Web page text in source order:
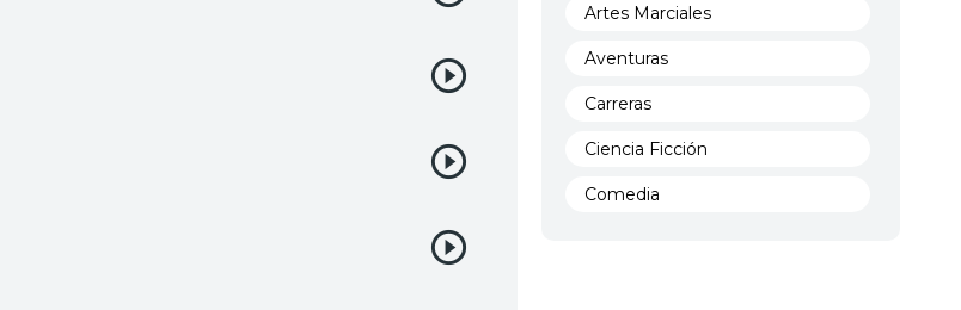
Artes Marciales
Aventuras
Carreras
Ciencia Ficción
Comedia